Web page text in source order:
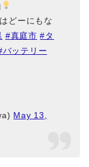
どーにもな
#真庭市 #タ
バッテリー
May 13,